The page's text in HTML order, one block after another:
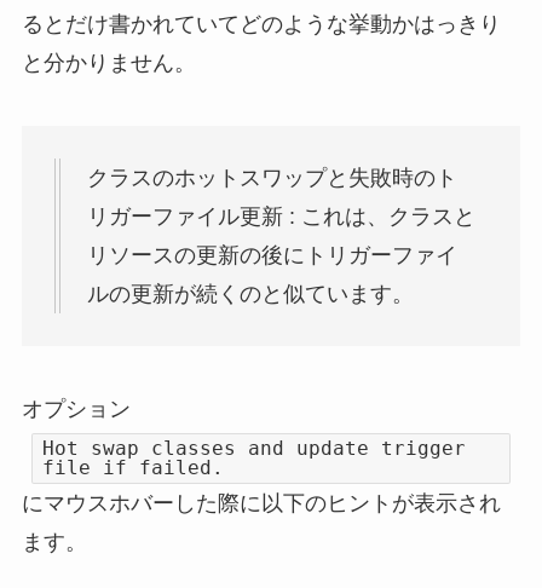
るとだけ書かれていてどのような挙動かはっきり
と分かりません。
クラスのホットスワップと失敗時のト
リガーファイル更新 : これは、クラスと
リソースの更新の後にトリガーファイ
ルの更新が続くのと似ています。
オプション
Hot swap classes and update trigger
file if failed.
にマウスホバーした際に以下のヒントが表示され
ます。